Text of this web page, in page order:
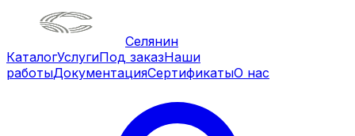
Селянин
КаталогУслугиПод заказНаши
работыДокументацияСертификатыО нас